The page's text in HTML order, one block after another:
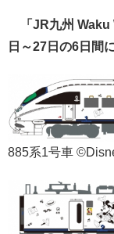
「JR九州 Waku
日～27日の6日間
885系1号車